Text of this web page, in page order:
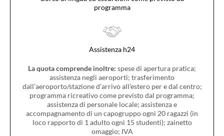
programma
Assistenza h24
La quota comprende inoltre: spese di apertura pratica;
assistenza negli aeroporti; trasferimento
dall’aeroporto/stazione d’arrivo all’estero per e dal centro;
programma ricreativo come previsto dal programma;
assistenza di personale locale; assistenza e
accompagnamento di un capogruppo ogni 20 ragazzi (in
loco rapporto di 1 adulto ogni 15 studenti); zainetto
omaggio; IVA